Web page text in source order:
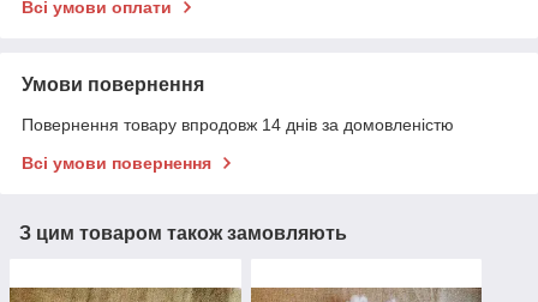
Всі умови оплати
Умови повернення
Повернення товару впродовж 14 днів за домовленістю
Всі умови повернення
З цим товаром також замовляють